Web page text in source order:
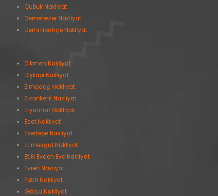
Çubuk Nakliyat
Demetevler Nakliyat
Demirlibahçe Nakliyat
Dikmen Nakliyat
Dışkapı Nakliyat
Elmadağ Nakliyat
Elvankent Nakliyat
Eryaman Nakliyat
Esat Nakliyat
Esertepe Nakliyat
Etimesgut Nakliyat
Etlik Evden Eve Nakliyat
Evren Nakliyat
Fatih Nakliyat
Göksu Nakliyat